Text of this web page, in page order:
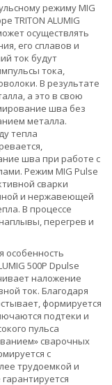
режиму MIG
TRITON ALUMIG
осуществлять
его сплавов и
ток будут
тока,
В результате
а это в свою
шва без
металла.
тепла
шва при работе с
Режим MIG Pulse
сварки
и нержавеющей
В процессе
перегрев и
особенность
500P Dpulse
наложение
ток. Благодаря
формируется
подтеки и
пульса
сварочных
с
трудоемкой и